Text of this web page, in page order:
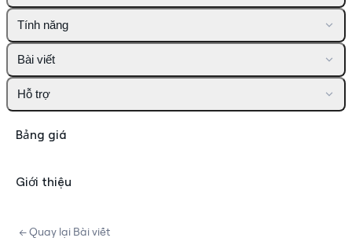
Tính năng
Bài viết
Hỗ trợ
Bảng giá
Giới thiệu
← Quay lại Bài viết